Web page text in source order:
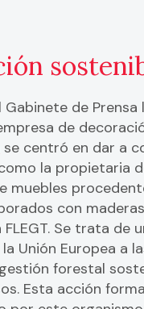
de Prensa
de
se centró en dar a
la propietaria
muebles
con
Se trata de
Unión Europea a
forestal
Esta acción